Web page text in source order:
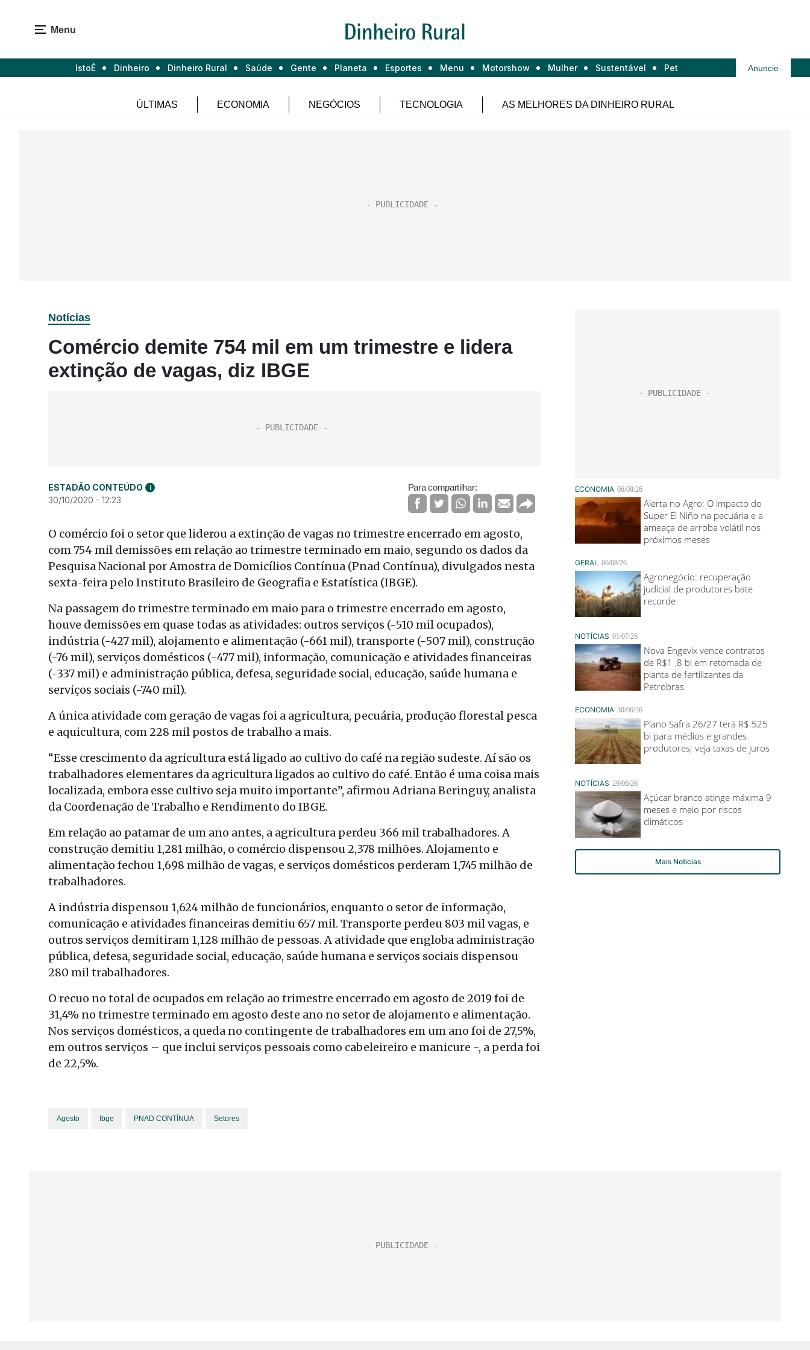
Menu
IstoÉ Dinheiro Dinheiro Rural Saúde Gente Planeta Esportes Menu Motorshow Mulher Sustentável Pet Anuncie
ÚLTIMAS ECONOMIA NEGÓCIOS TECNOLOGIA AS MELHORES DA DINHEIRO RURAL
Notícias
Comércio demite 754 mil em um trimestre e lidera
extinção de vagas, diz IBGE
ESTADÃO CONTEÚDO i
30/10/2020 - 12:23
Para compartilhar:
O comércio foi o setor que liderou a extinção de vagas no trimestre encerrado em agosto,
com 754 mil demissões em relação ao trimestre terminado em maio, segundo os dados da
Pesquisa Nacional por Amostra de Domicílios Contínua (Pnad Contínua), divulgados nesta
sexta-feira pelo Instituto Brasileiro de Geografia e Estatística (IBGE).
Na passagem do trimestre terminado em maio para o trimestre encerrado em agosto,
houve demissões em quase todas as atividades: outros serviços (-510 mil ocupados),
indústria (-427 mil), alojamento e alimentação (-661 mil), transporte (-507 mil), construção
(-76 mil), serviços domésticos (-477 mil), informação, comunicação e atividades financeiras
(-337 mil) e administração pública, defesa, seguridade social, educação, saúde humana e
serviços sociais (-740 mil).
A única atividade com geração de vagas foi a agricultura, pecuária, produção florestal pesca
e aquicultura, com 228 mil postos de trabalho a mais.
“Esse crescimento da agricultura está ligado ao cultivo do café na região sudeste. Aí são os
trabalhadores elementares da agricultura ligados ao cultivo do café. Então é uma coisa mais
localizada, embora esse cultivo seja muito importante”, afirmou Adriana Beringuy, analista
da Coordenação de Trabalho e Rendimento do IBGE.
Em relação ao patamar de um ano antes, a agricultura perdeu 366 mil trabalhadores. A
construção demitiu 1,281 milhão, o comércio dispensou 2,378 milhões. Alojamento e
alimentação fechou 1,698 milhão de vagas, e serviços domésticos perderam 1,745 milhão de
trabalhadores.
A indústria dispensou 1,624 milhão de funcionários, enquanto o setor de informação,
comunicação e atividades financeiras demitiu 657 mil. Transporte perdeu 803 mil vagas, e
outros serviços demitiram 1,128 milhão de pessoas. A atividade que engloba administração
pública, defesa, seguridade social, educação, saúde humana e serviços sociais dispensou
280 mil trabalhadores.
O recuo no total de ocupados em relação ao trimestre encerrado em agosto de 2019 foi de
31,4% no trimestre terminado em agosto deste ano no setor de alojamento e alimentação.
Nos serviços domésticos, a queda no contingente de trabalhadores em um ano foi de 27,5%,
em outros serviços – que inclui serviços pessoais como cabeleireiro e manicure -, a perda foi
de 22,5%.
Agosto Ibge PNAD CONTÍNUA Setores